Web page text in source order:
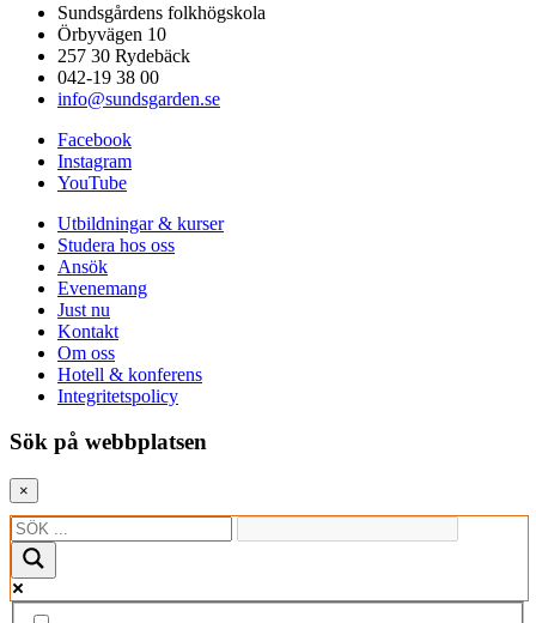
Sundsgårdens folkhögskola
Örbyvägen 10
257 30 Rydebäck
042-19 38 00
info@sundsgarden.se
Facebook
Instagram
YouTube
Utbildningar & kurser
Studera hos oss
Ansök
Evenemang
Just nu
Kontakt
Om oss
Hotell & konferens
Integritetspolicy
Sök på webbplatsen
×